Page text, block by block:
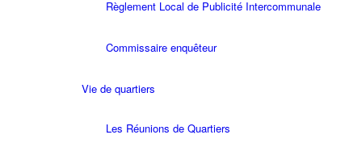
Règlement Local de Publicité Intercommunale
Commissaire enquêteur
Vie de quartiers
Les Réunions de Quartiers